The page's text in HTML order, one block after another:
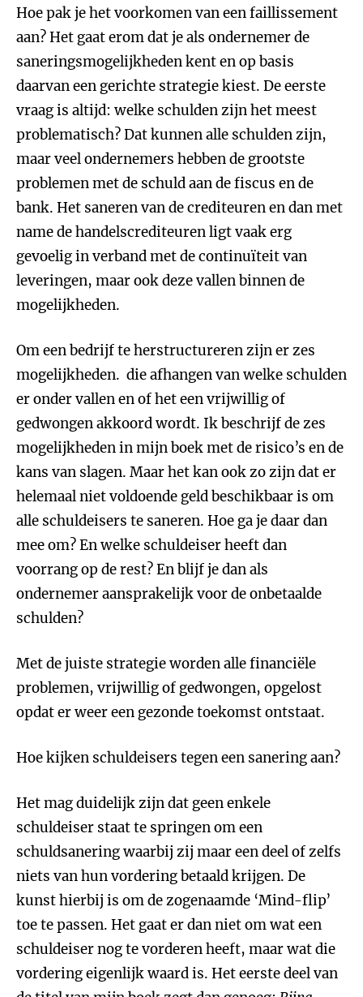
Hoe pak je het voorkomen van een faillissement
aan? Het gaat erom dat je als ondernemer de
saneringsmogelijkheden kent en op basis
daarvan een gerichte strategie kiest. De eerste
vraag is altijd: welke schulden zijn het meest
problematisch? Dat kunnen alle schulden zijn,
maar veel ondernemers hebben de grootste
problemen met de schuld aan de fiscus en de
bank. Het saneren van de crediteuren en dan met
name de handelscrediteuren ligt vaak erg
gevoelig in verband met de continuïteit van
leveringen, maar ook deze vallen binnen de
mogelijkheden.
Om een bedrijf te herstructureren zijn er zes
mogelijkheden. die afhangen van welke schulden
er onder vallen en of het een vrijwillig of
gedwongen akkoord wordt. Ik beschrijf de zes
mogelijkheden in mijn boek met de risico’s en de
kans van slagen. Maar het kan ook zo zijn dat er
helemaal niet voldoende geld beschikbaar is om
alle schuldeisers te saneren. Hoe ga je daar dan
mee om? En welke schuldeiser heeft dan
voorrang op de rest? En blijf je dan als
ondernemer aansprakelijk voor de onbetaalde
schulden?
Met de juiste strategie worden alle financiële
problemen, vrijwillig of gedwongen, opgelost
opdat er weer een gezonde toekomst ontstaat.
Hoe kijken schuldeisers tegen een sanering aan?
Het mag duidelijk zijn dat geen enkele
schuldeiser staat te springen om een
schuldsanering waarbij zij maar een deel of zelfs
niets van hun vordering betaald krijgen. De
kunst hierbij is om de zogenaamde ‘Mind-flip’
toe te passen. Het gaat er dan niet om wat een
schuldeiser nog te vorderen heeft, maar wat die
vordering eigenlijk waard is. Het eerste deel van